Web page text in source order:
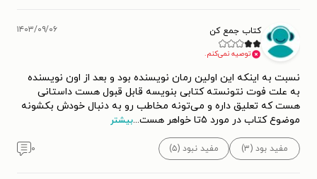
کتاب جمع کن
توصیه نمی‌کنم.
۱۴۰۳/۰۹/۰۶
نسبت به اینکه این اولین رمان نویسنده بود و بعد از اون نویسنده
به علت فوت نتونسته کتابی بنویسه قابل قبول هست داستانی
هست که تعلیق داره و می‌تونه مخاطب رو به دنبال خودش بکشونه
موضوع کتاب در مورد ۵تا خواهر هست
...بیشتر
مفید بود (۳) مفید نبود (۵) ۰